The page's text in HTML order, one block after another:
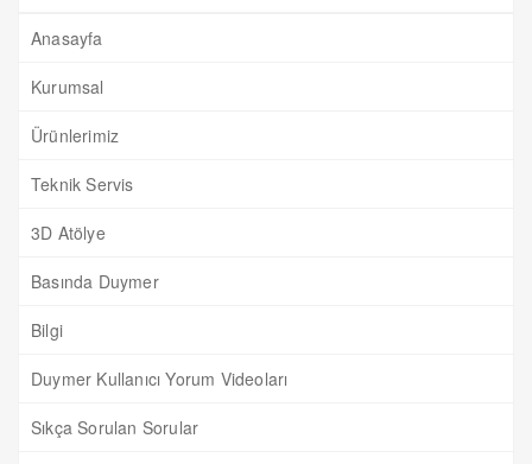
Anasayfa
Kurumsal
Ürünlerimiz
Teknik Servis
3D Atölye
Basında Duymer
Bilgi
Duymer Kullanıcı Yorum Videoları
Sıkça Sorulan Sorular